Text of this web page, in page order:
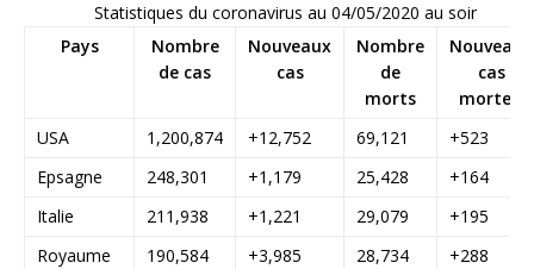
Statistiques du coronavirus au 04/05/2020 au soir
Pays
Nombre
de cas
Nouveaux
cas
Nombre
de
morts
Nouveaux
cas
mortels
USA
1,200,874 +12,752 69,121
+523
Epsagne
248,301 +1,179 25,428
+164
Italie
211,938 +1,221 29,079
+195
Royaume
190,584 +3,985 28,734 +288